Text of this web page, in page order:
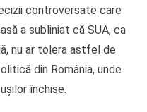
controversate care
a subliniat că SUA, ca
nu ar tolera astfel de
din România, unde
închise.